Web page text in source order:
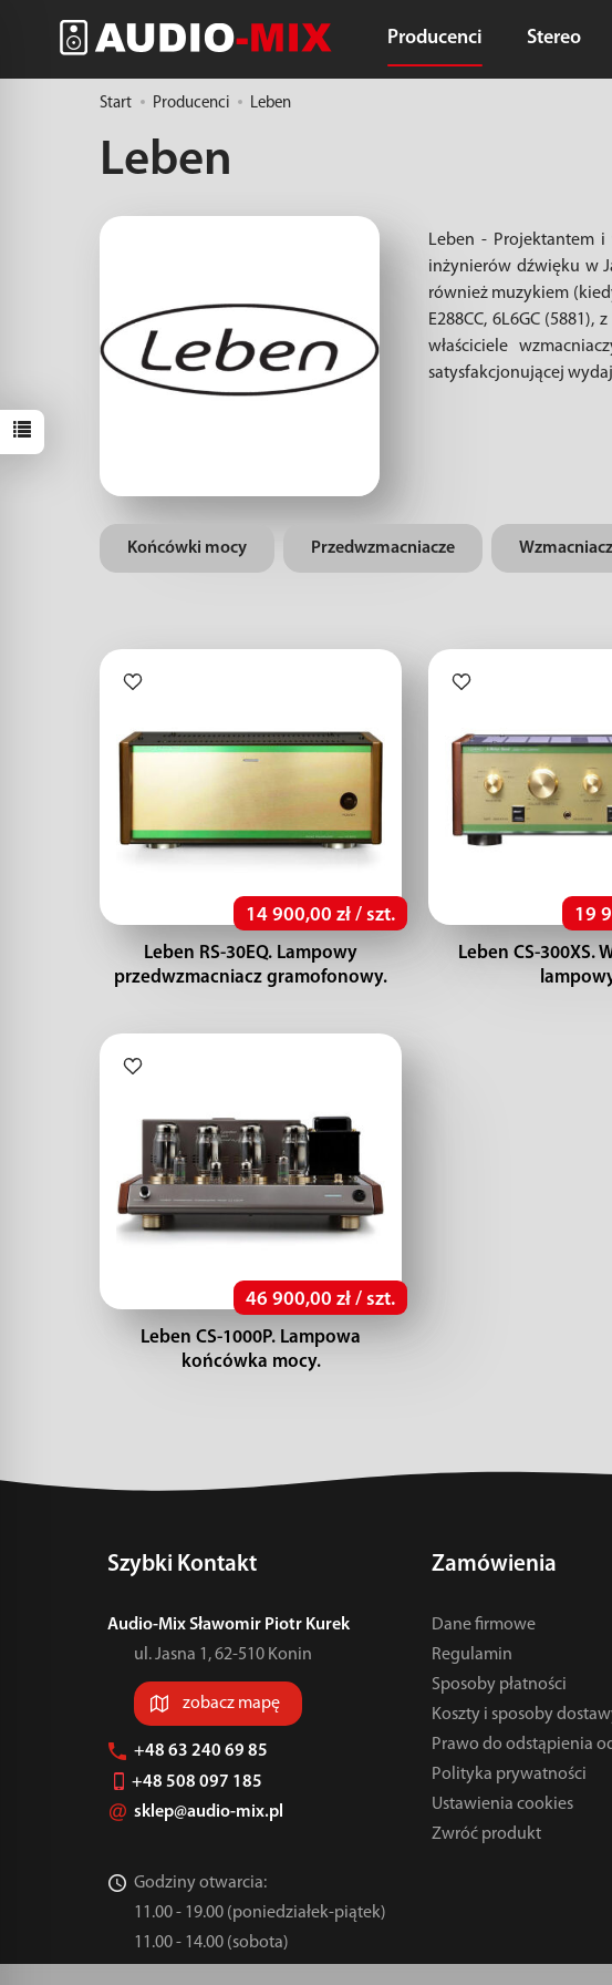
Producenci Stereo
Start Producenci Leben
Leben
Leben - Projektantem i
inżynierów dźwięku w
również muzykiem
E288CC, 6L6GC
właściciele
satysfakcjonującej
Końcówki mocy Przedwzmacniacze
14 900,00 zł / szt.
Leben RS-30EQ. Lampowy
przedwzmacniacz gramofonowy.
19
Leben CS-300XS.
46 900,00 zł / szt.
Leben CS-1000P. Lampowa
końcówka mocy.
Szybki Kontakt
Audio-Mix Sławomir Piotr Kurek
ul. Jasna 1, 62-510 Konin
zobacz mapę
+48 63 240 69 85
+48 508 097 185
sklep@audio-mix.pl
Godziny otwarcia:
11.00 - 19.00 (poniedziałek-piątek)
11.00 - 14.00 (sobota)
Zamówienia
Dane firmowe
Regulamin
Sposoby płatności
Koszty i sposoby
Prawo do odstąpienia
Polityka prywatności
Ustawienia cookies
Zwróć produkt